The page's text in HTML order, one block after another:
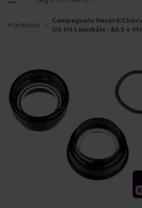
Krankboks
Campagnolo Record/
OS-Fit Lejeskåle - 86,5 x